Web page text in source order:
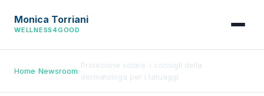
Monica Torriani
WELLNESS4GOOD
Home›Newsroom›
Protezione solare: i consigli della
dermatologa per i tatuaggi